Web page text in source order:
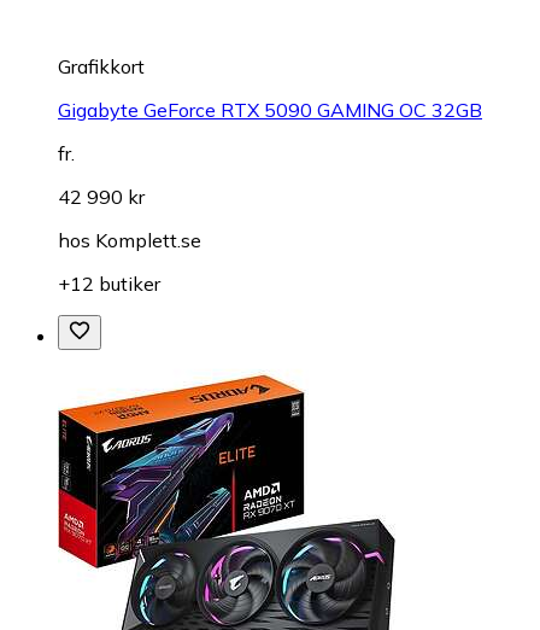
Grafikkort
Gigabyte GeForce RTX 5090 GAMING OC 32GB
fr.
42 990 kr
hos Komplett.se
+12 butiker